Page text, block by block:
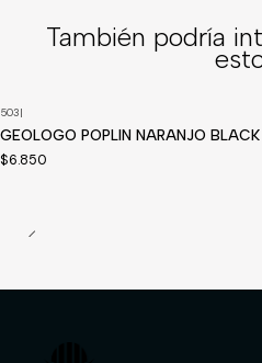
También podría
503|
GEOLOGO POPLIN NARANJO
$6.850